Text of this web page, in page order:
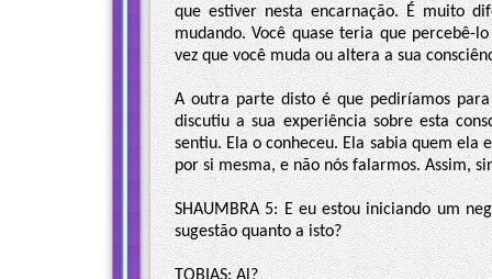
que estiver nesta encarnação. É muito
mudando. Você quase teria que percebê-
vez que você muda ou altera a sua
A outra parte disto é que pediríamos
discutiu a sua experiência sobre esta
sentiu. Ela o conheceu. Ela sabia quem ela
por si mesma, e não nós falarmos. Assim,
SHAUMBRA 5: E eu estou iniciando um
sugestão quanto a isto?